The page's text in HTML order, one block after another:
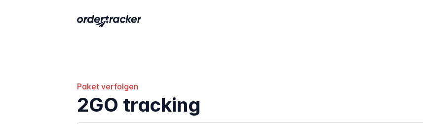
Paket verfolgen
2GO tracking